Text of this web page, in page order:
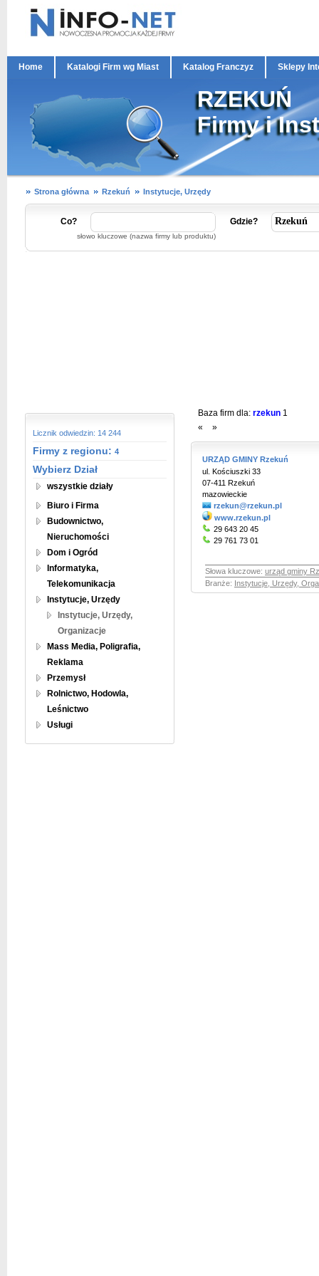
Home Katalogi Firm wg Miast Katalog Franczyz Sklepy
RZEKUŃ
Firmy i
Strona główna Rzekuń Instytucje, Urzędy
Co?
słowo kluczowe (nazwa firmy lub produktu)
Gdzie?
Licznik odwiedzin: 14 244
Firmy z regionu: 4
Wybierz Dział
wszystkie działy
Biuro i Firma
Budownictwo,
Nieruchomości
Dom i Ogród
Informatyka,
Telekomunikacja
Instytucje, Urzędy
Instytucje, Urzędy,
Organizacje
Mass Media, Poligrafia,
Reklama
Przemysł
Rolnictwo, Hodowla,
Leśnictwo
Usługi
Baza firm dla: rzekun 1
«
»
URZĄD GMINY Rzekuń
ul. Kościuszki 33
07-411 Rzekuń
mazowieckie
rzekun@rzekun.pl
www.rzekun.pl
29 643 20 45
29 761 73 01
Słowa kluczowe: urząd gminy
Branże: Instytucje, Urzędy,